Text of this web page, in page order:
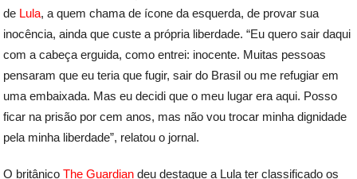
de Lula, a quem chama de ícone da esquerda, de provar sua
inocência, ainda que custe a própria liberdade. “Eu quero sair daqui
com a cabeça erguida, como entrei: inocente. Muitas pessoas
pensaram que eu teria que fugir, sair do Brasil ou me refugiar em
uma embaixada. Mas eu decidi que o meu lugar era aqui. Posso
ficar na prisão por cem anos, mas não vou trocar minha dignidade
pela minha liberdade”, relatou o jornal.
O britânicoThe Guardian deu destaque a Lula ter classificado os